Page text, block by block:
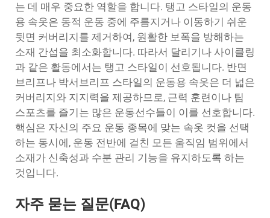
는 데 매우 중요한 역할을 합니다. 탱고 스타일의 운동
용 속옷은 동적 운동 중에 주름지거나 이동하기 쉬운
뒷면 커버리지를 제거하여, 원활한 보폭을 방해하는
소재 간섭을 최소화합니다. 따라서 달리기나 사이클링
과 같은 활동에서는 탱고 스타일이 선호됩니다. 반면
브리프나 박서브리프 스타일의 운동용 속옷은 더 넓은
커버리지와 지지력을 제공하므로, 근력 훈련이나 팀
스포츠를 즐기는 많은 운동선수들이 이를 선호합니다.
핵심은 자신의 주요 운동 종목에 맞는 속옷 컷을 선택
하는 동시에, 운동 전반에 걸친 모든 움직임 범위에서
소재가 신축성과 수분 관리 기능을 유지하도록 하는
것입니다.
자주 묻는 질문(FAQ)